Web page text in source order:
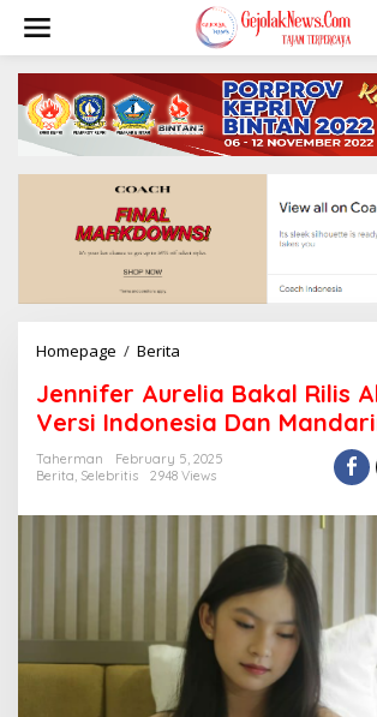
i
Homepage / Berita
n
n
i
f
e
a
B
a
Jennifer Aurelia Bakal Rilis
Versi Indonesia Dan
Taherman
February 5, 2025
Berita, Selebritis 2948 Views